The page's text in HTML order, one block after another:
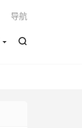

导航